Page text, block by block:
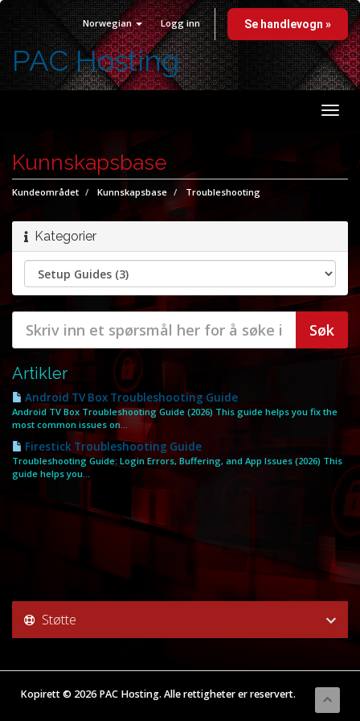
Norwegian Logg inn Se handlevogn »
PAC Hosting
Bytt
Kunnskapsbase
Kundeområdet Kunnskapsbase Troubleshooting
Kategorier
Artikler
Android TV Box Troubleshooting Guide
Android TV Box Troubleshooting Guide (2026) This guide helps you fix the
most common issues on...
Firestick Troubleshooting Guide
Troubleshooting Guide: Login Errors, Buffering, and App Issues (2026) This
guide helps you...
Støtte
Kopirett © 2026 PAC Hosting. Alle rettigheter er reservert.